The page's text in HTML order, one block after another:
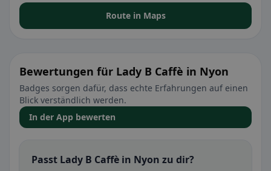
Route in Maps
Bewertungen für Lady B Caffè in Nyon
Badges sorgen dafür, dass echte Erfahrungen auf einen
Blick verständlich werden.
In der App bewerten
Passt Lady B Caffè in Nyon zu dir?